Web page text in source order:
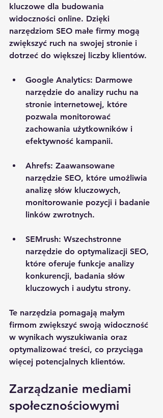
kluczowe dla budowania
widoczności online. Dzięki
narzędziom SEO małe firmy mogą
zwiększyć ruch na swojej stronie i
dotrzeć do większej liczby klientów.
Google Analytics: Darmowe
narzędzie do analizy ruchu na
stronie internetowej, które
pozwala monitorować
zachowania użytkowników i
efektywność kampanii.
Ahrefs: Zaawansowane
narzędzie SEO, które umożliwia
analizę słów kluczowych,
monitorowanie pozycji i badanie
linków zwrotnych.
SEMrush: Wszechstronne
narzędzie do optymalizacji SEO,
które oferuje funkcje analizy
konkurencji, badania słów
kluczowych i audytu strony.
Te narzędzia pomagają małym
firmom zwiększyć swoją widoczność
w wynikach wyszukiwania oraz
optymalizować treści, co przyciąga
więcej potencjalnych klientów.
Zarządzanie mediami
społecznościowymi